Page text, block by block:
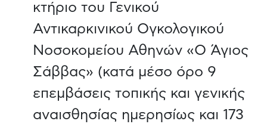
κτήριο του Γενικού
Αντικαρκινικού Ογκολογικού
Νοσοκομείου Αθηνών «Ο Άγιος
Σάββας» (κατά μέσο όρο 9
επεμβάσεις τοπικής και γενικής
αναισθησίας ημερησίως και 173